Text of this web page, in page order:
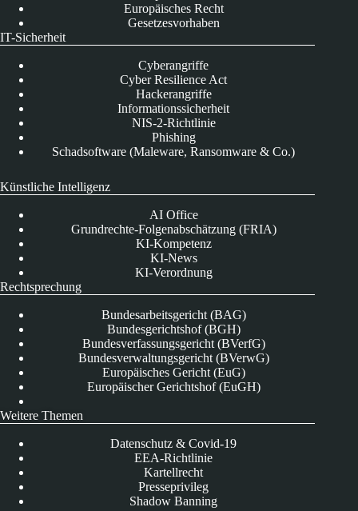
Europäisches Recht
Gesetzesvorhaben
IT-Sicherheit
Cyberangriffe
Cyber Resilience Act
Hackerangriffe
Informationssicherheit
NIS-2-Richtlinie
Phishing
Schadsoftware (Maleware, Ransomware & Co.)
Künstliche Intelligenz
AI Office
Grundrechte-Folgenabschätzung (FRIA)
KI-Kompetenz
KI-News
KI-Verordnung
Rechtsprechung
Bundesarbeitsgericht (BAG)
Bundesgerichtshof (BGH)
Bundesverfassungsgericht (BVerfG)
Bundesverwaltungsgericht (BVerwG)
Europäisches Gericht (EuG)
Europäischer Gerichtshof (EuGH)
Weitere Themen
Datenschutz & Covid-19
EEA-Richtlinie
Kartellrecht
Presseprivileg
Shadow Banning